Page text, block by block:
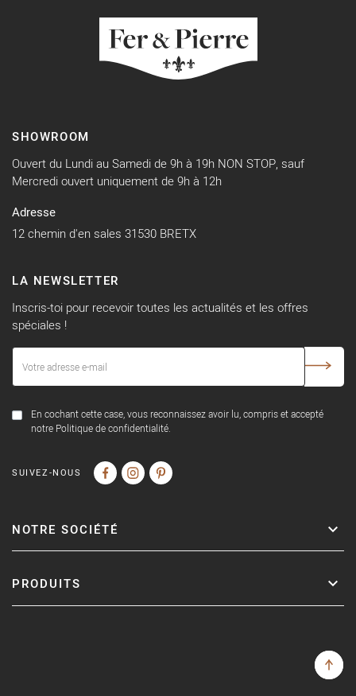
SHOWROOM
Ouvert du Lundi au Samedi de 9h à 19h NON STOP, sauf
Mercredi ouvert uniquement de 9h à 12h
Adresse
12 chemin d'en sales 31530 BRETX
LA NEWSLETTER
Inscris-toi pour recevoir toutes les actualités et les offres
spéciales !
En cochant cette case, vous reconnaissez avoir lu, compris et accepté
notre Politique de confidentialité.
SUIVEZ-NOUS
NOTRE SOCIÉTÉ
PRODUITS